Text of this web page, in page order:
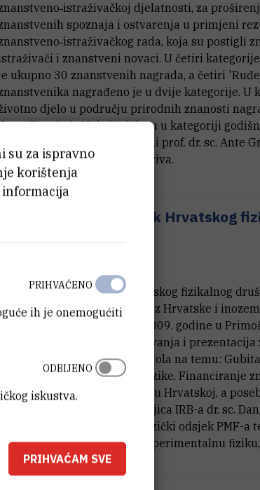
djelatnosti, za
spoznaja i ostvarenja u primjeni
rada, koja su postigli
i znanstveni novaci. U četiri
ukupno 30 znanstvenih nagrada, a četiri
nagrađeno je u dvije kategorije. U
djelo u području prirodnih znanosti
sc. Zvonimir Maksić, dok su u kategoriji
nagrade za znanost nagrađeni prof. dr. sc. Ante
Pivac te dr. sc. Ivica Kopriva.
6. Znanstveni sastanak Hrvatskog
6. Znanstveni sastanak Hrvatskog fizikalnog
preko 250 sudionika iz Hrvatske i
će se od 8. do 11. listopada 2009. godine u
skupu će se, osim niza predavanja i
radova, održati i tri okrugla stola na temu:
kamo i zašto odlaze žene iz fizike, Financiranje
i Europski projekti u Hrvatskoj, a
okruglog stola bit će ravnateljica IRB-a dr. sc.
prof. dr. sc. Miroslav Požek, Fizički odsjek PMF-a
Stjepko Fazinić, Zavod za eksperimentalnu
su za ispravno
korištenja
ih je onemogućiti
PRIHVAĆENO
iskustva.
ODBIJENO
PRIHVAĆAM SVE